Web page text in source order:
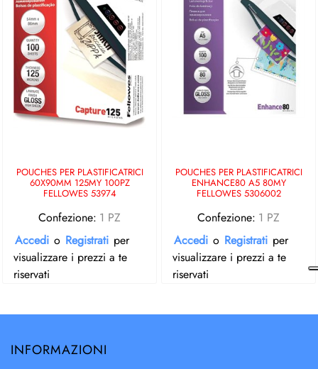
POUCHES PER PLASTIFICATRICI
60X90MM 125MY 100PZ
FELLOWES 53974
Confezione: 1 PZ
Accedi o Registrati per
visualizzare i prezzi a te
riservati
POUCHES PER PLASTIFICATRICI
ENHANCE80 A5 80MY
FELLOWES 5306002
Confezione: 1 PZ
Accedi o Registrati per
visualizzare i prezzi a te
riservati
INFORMAZIONI